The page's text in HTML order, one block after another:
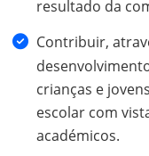
resultado da
Contribuir,
crianças e
escolar com
académicos.